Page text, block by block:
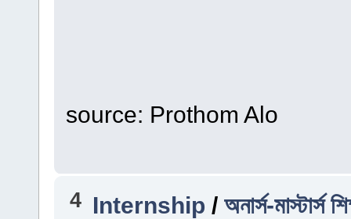
source: Prothom Alo
4 Internship /অনার্স-মাস্টার্স